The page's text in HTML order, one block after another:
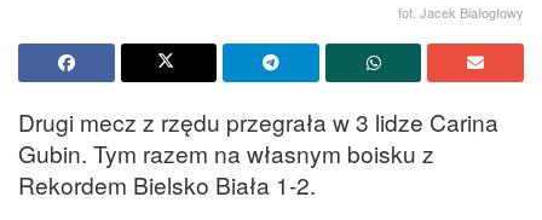
fot. Jacek Białogłowy
Drugi mecz z rzędu przegrała w 3 lidze Carina
Gubin. Tym razem na własnym boisku z
Rekordem Bielsko Biała 1-2.